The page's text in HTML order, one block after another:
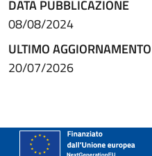
DATA PUBBLICAZIONE
08/08/2024
ULTIMO AGGIORNAMENTO
20/07/2026